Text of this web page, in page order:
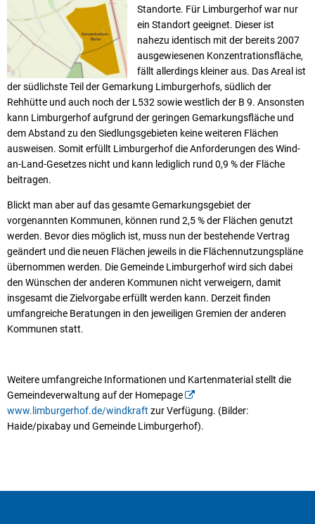
Standorte. Für Limburgerhof war nur
ein Standort geeignet. Dieser ist
nahezu identisch mit der bereits 2007
ausgewiesenen Konzentrationsfläche,
fällt allerdings kleiner aus. Das Areal ist
der südlichste Teil der Gemarkung Limburgerhofs, südlich der
Rehhütte und auch noch der L532 sowie westlich der B 9. Ansonsten
kann Limburgerhof aufgrund der geringen Gemarkungsfläche und
dem Abstand zu den Siedlungsgebieten keine weiteren Flächen
ausweisen. Somit erfüllt Limburgerhof die Anforderungen des Wind-
an-Land-Gesetzes nicht und kann lediglich rund 0,9 % der Fläche
beitragen.
Blickt man aber auf das gesamte Gemarkungsgebiet der
vorgenannten Kommunen, können rund 2,5 % der Flächen genutzt
werden. Bevor dies möglich ist, muss nun der bestehende Vertrag
geändert und die neuen Flächen jeweils in die Flächennutzungspläne
übernommen werden. Die Gemeinde Limburgerhof wird sich dabei
den Wünschen der anderen Kommunen nicht verweigern, damit
insgesamt die Zielvorgabe erfüllt werden kann. Derzeit finden
umfangreiche Beratungen in den jeweiligen Gremien der anderen
Kommunen statt.
Weitere umfangreiche Informationen und Kartenmaterial stellt die
Gemeindeverwaltung auf der Homepage
www.limburgerhof.de/windkraft zur Verfügung. (Bilder:
Haide/pixabay und Gemeinde Limburgerhof).